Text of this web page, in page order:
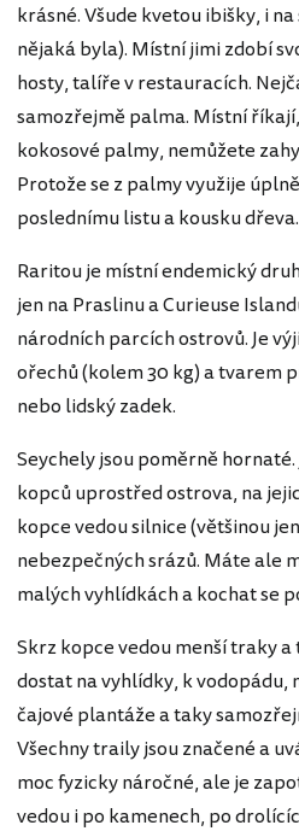
krásné. Všude kvetou ibišky, i
nějaká byla). Místní jimi zdobí
hosty, talíře v restauracích.
samozřejmě palma. Místní
kokosové palmy, nemůžete
Protože se z palmy využije
poslednímu listu a kousku dřeva.
Raritou je místní endemický
jen na Praslinu a Curieuse
národních parcích ostrovů. Je
ořechů (kolem 30 kg) a tvarem
nebo lidský zadek.
Seychely jsou poměrně
kopců uprostřed ostrova, na
kopce vedou silnice (většinou
nebezpečných srázů. Máte ale
malých vyhlídkách a kochat se
Skrz kopce vedou menší traky
dostat na vyhlídky, k vodopádu,
čajové plantáže a taky
Všechny traily jsou značené a
moc fyzicky náročné, ale je
vedou i po kamenech, po